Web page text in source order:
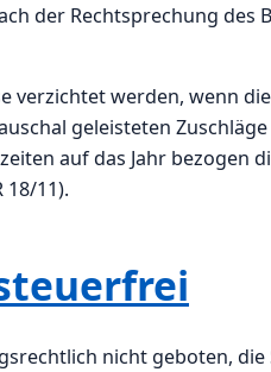
der Rechtsprechung des
verzichtet werden, wenn
geleisteten
auf das Jahr bezogen
18/11).
nicht geboten,